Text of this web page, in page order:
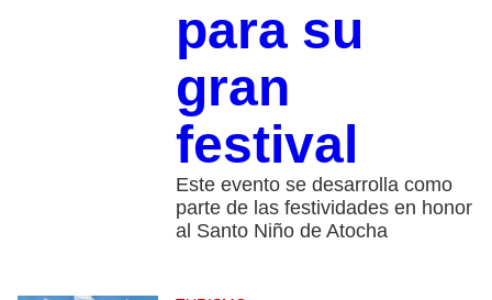
para su
gran
festival
Este evento se desarrolla como
parte de las festividades en honor
al Santo Niño de Atocha